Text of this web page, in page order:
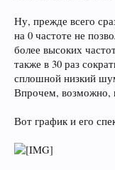
Ну, прежде всего
на 0 частоте не
более высоких
также в 30 раз
сплошной низкий
Впрочем, возможно,
Вот график и его